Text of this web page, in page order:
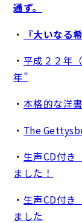
通ず。
・
『大いなる
・ 平成２２年
年”
・ 本格的な洋
・ The
・ 生声CD付
ました！
・ 生声CD付
ました